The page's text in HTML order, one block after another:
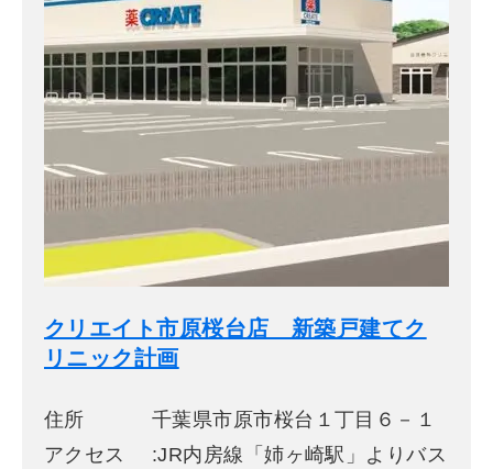
クリエイト市原桜台店 新築戸建てク
リニック計画
住所
千葉県市原市桜台１丁目６－１
アクセス
:JR内房線「姉ヶ崎駅」よりバス